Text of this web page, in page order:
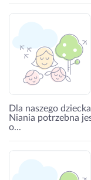
Dla naszego
Niania potrzebna
o...